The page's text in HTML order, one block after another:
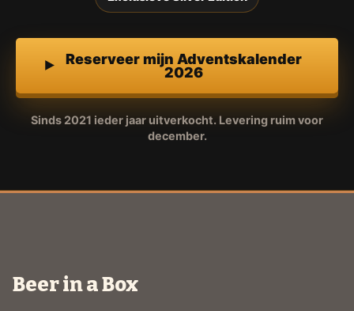
Reserveer mijn Adventskalender
2026
Sinds 2021 ieder jaar uitverkocht. Levering ruim voor
december.
Beer in a Box